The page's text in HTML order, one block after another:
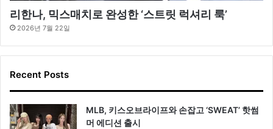
리한나, 믹스매치로 완성한 ‘스트릿 럭셔리 룩’
2026년 7월 22일
Recent Posts
MLB, 키스오브라이프와 손잡고 ‘SWEAT’ 핫썸
머 에디션 출시